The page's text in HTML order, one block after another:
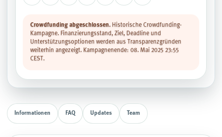
Crowdfunding abgeschlossen.Historische Crowdfunding-
Kampagne. Finanzierungsstand, Ziel, Deadline und
Unterstützungsoptionen werden aus Transparenzgründen
weiterhin angezeigt. Kampagnenende: 08. Mai 2025 23:55
CEST.
Informationen FAQ Updates Team